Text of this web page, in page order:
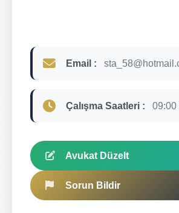
Email :
Çalışma Saatleri : 09:00
Avukat Düzelt
Sorun Bildir